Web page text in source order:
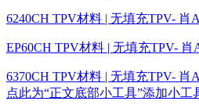
6240CH TPV材料 | 无填充TPV- 肖
EP60CH TPV材料 | 无填充TPV- 肖
6370CH TPV材料 | 无填充TPV- 肖
点此为“正文底部小工具”添加小工